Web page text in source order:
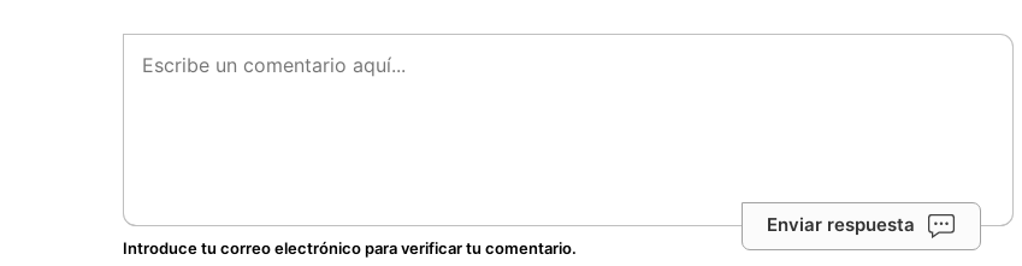
Enviar respuesta
Introduce tu correo electrónico para verificar tu comentario.